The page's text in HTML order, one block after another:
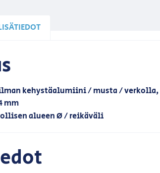
kehystäalumiini / musta /
mm
alueen Ø / reikäväli